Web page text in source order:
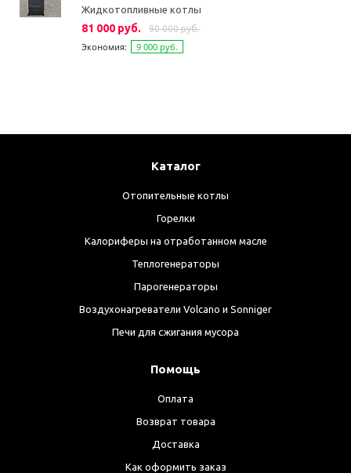
Жидкотопливные котлы
81 000 руб. 90 000 руб.
Экономия: 9 000 руб.
Каталог
Отопительные котлы
Горелки
Калориферы на отработанном масле
Теплогенераторы
Парогенераторы
Воздухонагреватели Volcano и Sonniger
Печи для сжигания мусора
Помощь
Оплата
Возврат товара
Доставка
Как оформить заказ